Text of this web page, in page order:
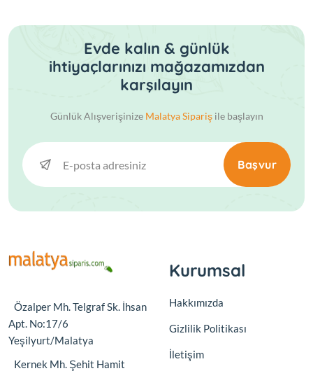
Evde kalın & günlük
ihtiyaçlarınızı mağazamızdan
karşılayın
Günlük Alışverişinize Malatya Siparişile başlayın
Başvur
Özalper Mh. Telgraf Sk. İhsan
Apt. No:17/6
Yeşilyurt/Malatya
Kernek Mh. Şehit Hamit
Kurumsal
Hakkımızda
Gizlilik Politikası
İletişim